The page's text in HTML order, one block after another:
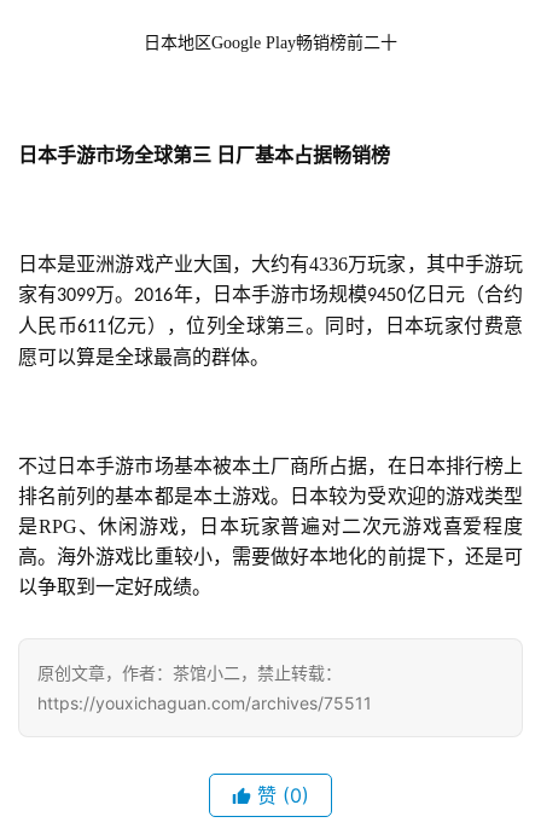
中
中
国
)
日本地区Google Play畅销榜前二十
日本手游市场全球第三 日厂基本占据畅销榜
日本是亚洲游戏产业大国，大约有4336万玩家，其中手游玩
家有3099万。 2016年，日本手游市场规模9450亿日元（合约
人民币611亿元），位列全球第三。同时，日本玩家付费意
愿可以算是全球最高的群体。
不过日本手游市场基本被本土厂商所占据，在日本排行榜上
排名前列的基本都是本土游戏。日本较为受欢迎的游戏类型
是RPG、休闲游戏，日本玩家普遍对二次元游戏喜爱程度
高。海外游戏比重较小，需要做好本地化的前提下，还是可
以争取到一定好成绩。
原创文章，作者：茶馆小二，禁止转载：
https://youxichaguan.com/archives/75511
赞 (0)